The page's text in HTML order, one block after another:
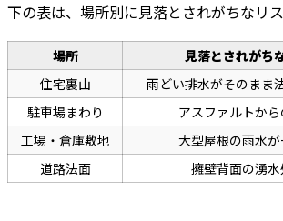
下の表は、場所別に見落とされがちなリス
場所
見落とされがち
住宅裏山
雨どい排水がそのまま
駐車場まわり
アスファルトか
工場・倉庫敷地
大型屋根の雨水
道路法面
擁壁背面の湧